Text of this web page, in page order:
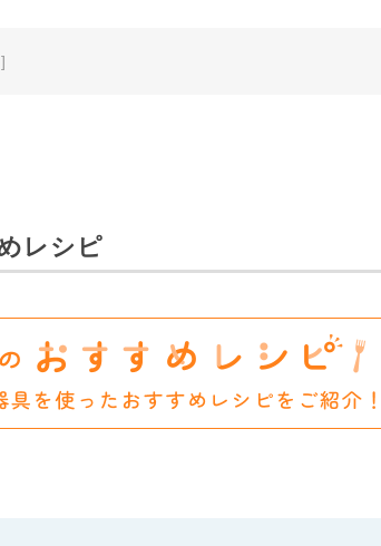
ので、あらかじめご了承ください。
せくださいますようお願いします。
っておりますが、以下の点について、弊社は何ら
安全であること。
レシピ